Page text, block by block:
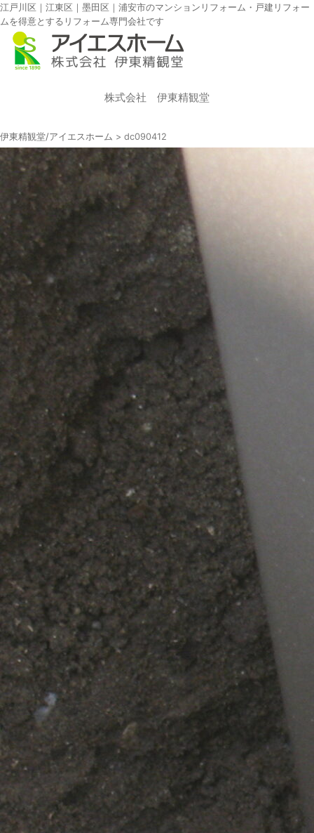
江戸川区｜江東区｜墨田区｜浦安市のマンションリフォーム・戸建リフォー
ムを得意とするリフォーム専門会社です
株式会社 伊東精観堂
伊東精観堂/アイエスホーム > dc090412